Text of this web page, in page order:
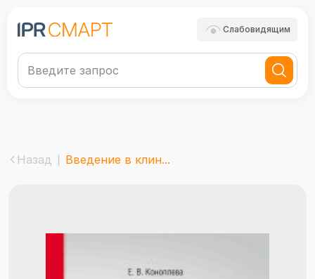
Слабовидящим
Назад Введение в клин...